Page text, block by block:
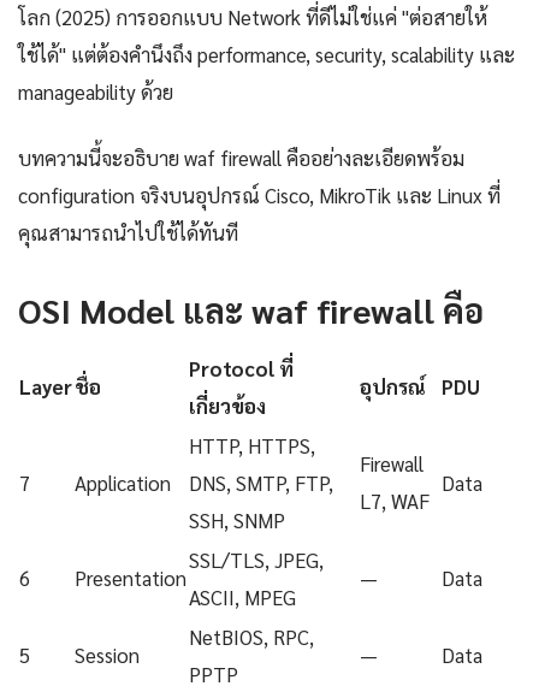
โลก (2025) การออกแบบ Network ที่ดีไม่ใช่แค่ "ต่อสายให้
ใช้ได้" แต่ต้องคำนึงถึง performance, security, scalability และ
manageability ด้วย
บทความนี้จะอธิบาย waf firewall คืออย่างละเอียดพร้อม
configuration จริงบนอุปกรณ์ Cisco, MikroTik และ Linux ที่
คุณสามารถนำไปใช้ได้ทันที
OSI Model และ waf firewall คือ
Layerชื่อ
Protocol ที่
เกี่ยวข้อง
อุปกรณ์ PDU
7 Application
HTTP, HTTPS,
DNS, SMTP, FTP,
SSH, SNMP
Firewall
L7, WAF
Data
6 Presentation
SSL/TLS, JPEG,
ASCII, MPEG
— Data
5 Session
NetBIOS, RPC,
PPTP
— Data